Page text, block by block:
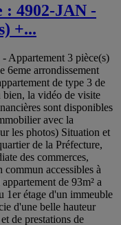
: 4902-JAN -
+...
Appartement 3 pièce(s)
6eme arrondissement
de type 3 de
bien, la vidéo de visite
sont disponibles
avec la
les photos) Situation et
de la Préfecture,
des commerces,
commun accessibles à
de 93m² a
1er étage d'un immeuble
d'une belle hauteur
de prestations de